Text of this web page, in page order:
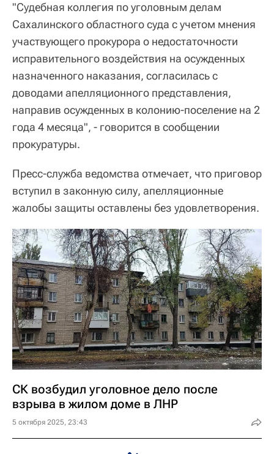
"Судебная коллегия по уголовным делам
Сахалинского областного суда с учетом мнения
участвующего прокурора о недостаточности
исправительного воздействия на осужденных
назначенного наказания, согласилась с
доводами апелляционного представления,
направив осужденных в колонию-поселение на 2
года 4 месяца", - говорится в сообщении
прокуратуры.
Пресс-служба ведомства отмечает, что приговор
вступил в законную силу, апелляционные
жалобы защиты оставлены без удовлетворения.
СК возбудил уголовное дело после
взрыва в жилом доме в ЛНР
5 октября 2025, 23:43